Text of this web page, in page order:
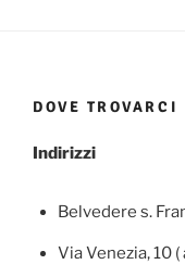
DOVE TROVARCI
Indirizzi
Belvedere s.
Via Venezia, 10